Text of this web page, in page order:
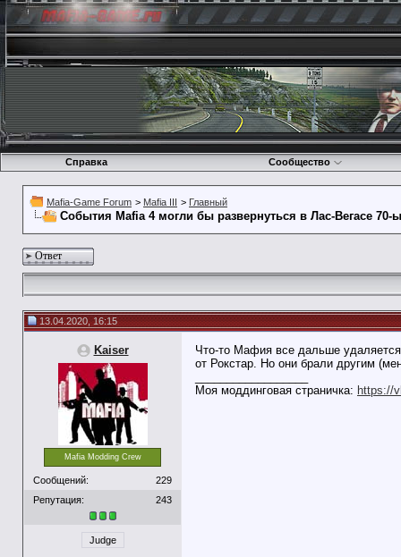
Справка Сообщество
Mafia-Game Forum > Mafia III > Главный
События Mafia 4 могли бы развернуться в Лас-Вегасе 70-
Ответ
13.04.2020, 16:15
Kaiser
Mafia Modding Crew
Сообщений:
229
Репутация:
243
Judge
Что-то Мафия все дальше
от Рокстар. Но они брали другим
Моя моддинговая страничка: https://